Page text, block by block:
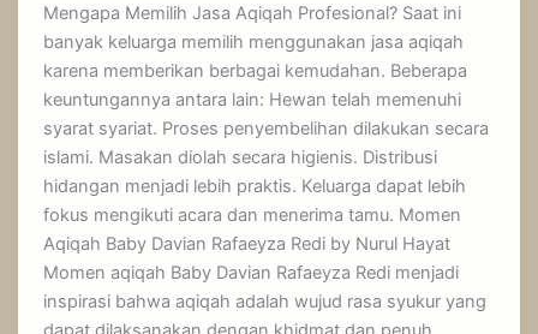
Mengapa Memilih Jasa Aqiqah Profesional? Saat ini
banyak keluarga memilih menggunakan jasa aqiqah
karena memberikan berbagai kemudahan. Beberapa
keuntungannya antara lain: Hewan telah memenuhi
syarat syariat. Proses penyembelihan dilakukan secara
islami. Masakan diolah secara higienis. Distribusi
hidangan menjadi lebih praktis. Keluarga dapat lebih
fokus mengikuti acara dan menerima tamu. Momen
Aqiqah Baby Davian Rafaeyza Redi by Nurul Hayat
Momen aqiqah Baby Davian Rafaeyza Redi menjadi
inspirasi bahwa aqiqah adalah wujud rasa syukur yang